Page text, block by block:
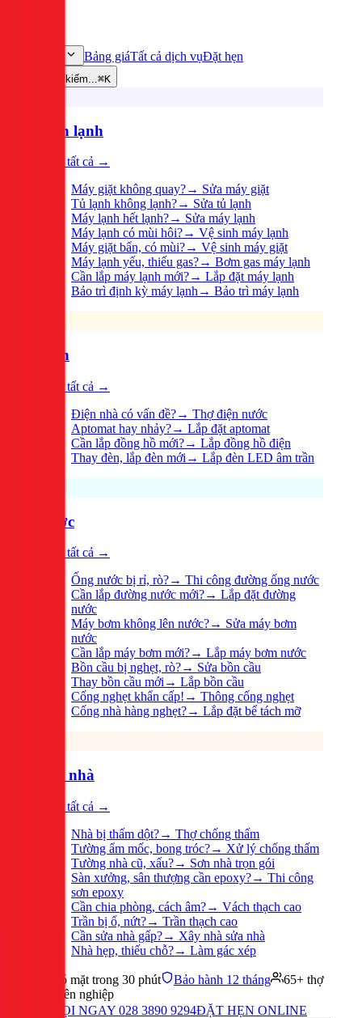
Bảng giáTất cả dịch vụĐặt hẹn
Tìm kiếm...⌘K
Điện lạnh
Xem tất cả →
Máy giặt không quay?→ Sửa máy giặt
Tủ lạnh không lạnh?→ Sửa tủ lạnh
Máy lạnh hết lạnh?→ Sửa máy lạnh
Máy lạnh có mùi hôi?→ Vệ sinh máy lạnh
Máy giặt bẩn, có mùi?→ Vệ sinh máy giặt
Máy lạnh yếu, thiếu gas?→ Bơm gas máy lạnh
Cần lắp máy lạnh mới?→ Lắp đặt máy lạnh
Bảo trì định kỳ máy lạnh→ Bảo trì máy lạnh
Điện
Xem tất cả →
Điện nhà có vấn đề?→ Thợ điện nước
Aptomat hay nhảy?→ Lắp đặt aptomat
Cần lắp đồng hồ mới?→ Lắp đồng hồ điện
Thay đèn, lắp đèn mới → Lắp đèn LED âm trần
Nước
Xem tất cả →
Ống nước bị rỉ, rò?→ Thi công đường ống nước
Cần lắp đường nước mới?→ Lắp đặt đường
nước
Máy bơm không lên nước?→ Sửa máy bơm
nước
Cần lắp máy bơm mới?→ Lắp máy bơm nước
Bồn cầu bị nghẹt, rò?→ Sửa bồn cầu
Thay bồn cầu mới → Lắp bồn cầu
Cống nghẹt khẩn cấp! → Thông cống nghẹt
Cống nhà hàng nghẹt?→ Lắp đặt bể tách mỡ
Sửa nhà
Xem tất cả →
Nhà bị thấm dột?→ Thợ chống thấm
Tường ẩm mốc, bong tróc?→ Xử lý chống thấm
Tường nhà cũ, xấu?→ Sơn nhà trọn gói
Sàn xưởng, sân thượng cần epoxy?→ Thi công
sơn epoxy
Cần chia phòng, cách âm?→ Vách thạch cao
Trần bị ố, nứt?→ Trần thạch cao
Cần sửa nhà gấp?→ Xây nhà sửa nhà
Nhà hẹp, thiếu chỗ?→ Làm gác xép
Có mặt trong 30 phút Bảo hành 12 tháng
65+ thợ
chuyên nghiệp
GỌI NGAY 028 3890 9294ĐẶT HẸN ONLINE